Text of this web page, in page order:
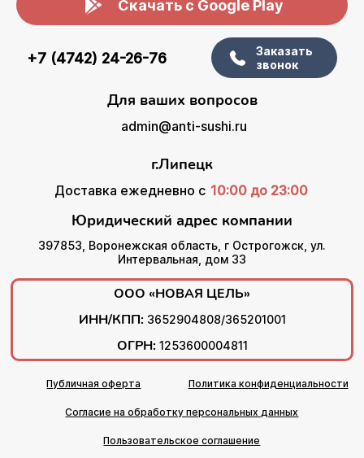
Скачать с Google Play
+7 (4742) 24-26-76
Заказать
звонок
Для ваших вопросов
admin@anti-sushi.ru
г.Липецк
Доставка ежедневно с 10:00 до 23:00
Юридический адрес компании
397853, Воронежская область, г Острогожск, ул.
Интервальная, дом 33
ООО «НОВАЯ ЦЕЛЬ»
ИНН/КПП: 3652904808/365201001
ОГРН: 1253600004811
Публичная оферта Политика конфиденциальности
Согласие на обработку персональных данных
Пользовательское соглашение